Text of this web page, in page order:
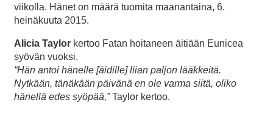
viikolla. Hänet on määrä tuomita maanantaina, 6.
heinäkuuta 2015.
Alicia Taylor kertoo Fatan hoitaneen äitiään Eunicea
syövän vuoksi.
“Hän antoi hänelle [äidille] liian paljon lääkkeitä.
Nytkään, tänäkään päivänä en ole varma siitä, oliko
hänellä edes syöpää,”Taylor kertoo.